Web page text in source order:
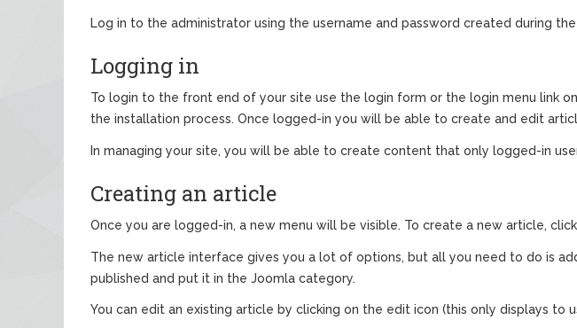
Log in to the administrator using the username and password created during
Logging in
To login to the front end of your site use the login form or the login menu link
the installation process. Once logged-in you will be able to create and edit
In managing your site, you will be able to create content that only logged-in
Creating an article
Once you are logged-in, a new menu will be visible. To create a new article,
The new article interface gives you a lot of options, but all you need to do is
published and put it in the Joomla category.
You can edit an existing article by clicking on the edit icon (this only displays to